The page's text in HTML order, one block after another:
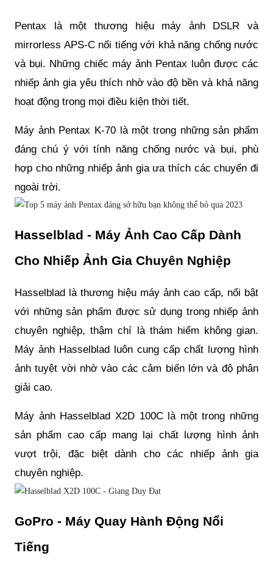
Pentax là một thương hiệu máy ảnh DSLR và
mirrorless APS-C nổi tiếng với khả năng chống nước
và bụi. Những chiếc máy ảnh Pentax luôn được các
nhiếp ảnh gia yêu thích nhờ vào độ bền và khả năng
hoạt động trong mọi điều kiện thời tiết.
Máy ảnh Pentax K-70 là một trong những sản phẩm
đáng chú ý với tính năng chống nước và bụi, phù
hợp cho những nhiếp ảnh gia ưa thích các chuyến đi
ngoài trời.
Hasselblad - Máy Ảnh Cao Cấp Dành
Cho Nhiếp Ảnh Gia Chuyên Nghiệp
Hasselblad là thương hiệu máy ảnh cao cấp, nổi bật
với những sản phẩm được sử dụng trong nhiếp ảnh
chuyên nghiệp, thậm chí là thám hiểm không gian.
Máy ảnh Hasselblad luôn cung cấp chất lượng hình
ảnh tuyệt vời nhờ vào các cảm biến lớn và độ phân
giải cao.
Máy ảnh Hasselblad X2D 100C là một trong những
sản phẩm cao cấp mang lại chất lượng hình ảnh
vượt trội, đặc biệt dành cho các nhiếp ảnh gia
chuyên nghiệp.
GoPro - Máy Quay Hành Động Nổi
Tiếng